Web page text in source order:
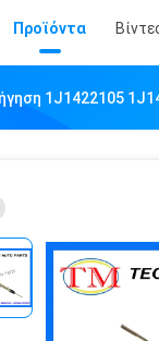
Προϊόντα
1J1422105